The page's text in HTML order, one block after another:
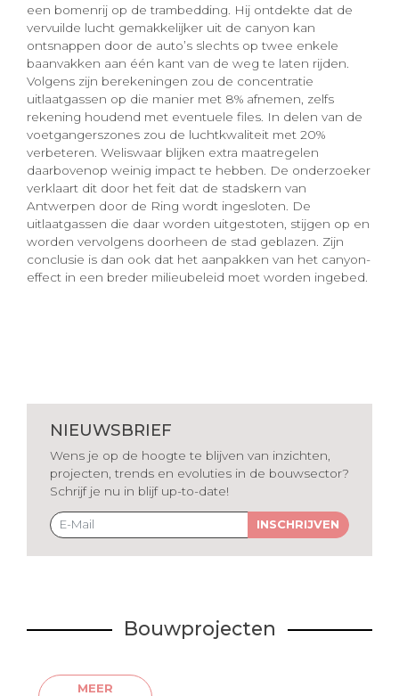
een bomenrij op de trambedding. Hij ontdekte dat de
vervuilde lucht gemakkelijker uit de canyon kan
ontsnappen door de auto’s slechts op twee enkele
baanvakken aan één kant van de weg te laten rijden.
Volgens zijn berekeningen zou de concentratie
uitlaatgassen op die manier met 8% afnemen, zelfs
rekening houdend met eventuele files. In delen van de
voetgangerszones zou de luchtkwaliteit met 20%
verbeteren. Weliswaar blijken extra maatregelen
daarbovenop weinig impact te hebben. De onderzoeker
verklaart dit door het feit dat de stadskern van
Antwerpen door de Ring wordt ingesloten. De
uitlaatgassen die daar worden uitgestoten, stijgen op en
worden vervolgens doorheen de stad geblazen. Zijn
conclusie is dan ook dat het aanpakken van het canyon-
effect in een breder milieubeleid moet worden ingebed.
NIEUWSBRIEF
Wens je op de hoogte te blijven van inzichten,
projecten, trends en evoluties in de bouwsector?
Schrijf je nu in blijf up-to-date!
INSCHRIJVEN
Bouwprojecten
MEER